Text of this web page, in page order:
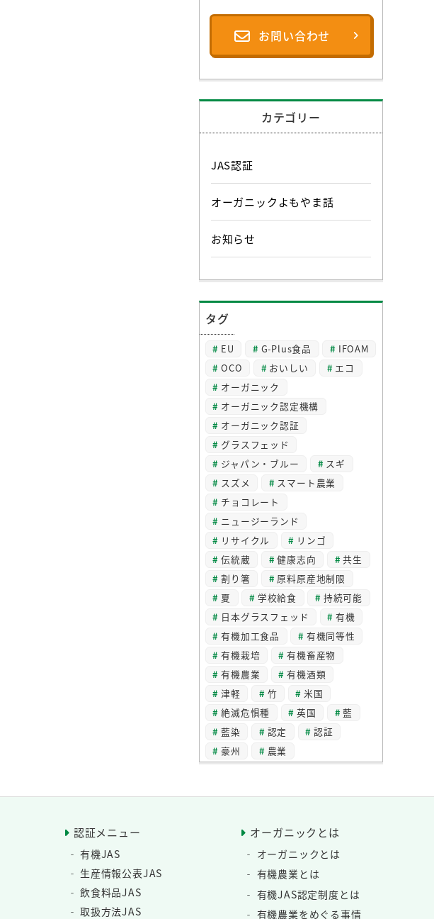
お問い合わせ
カテゴリー
JAS認証
オーガニックよもやま話
お知らせ
タグ
EU G-Plus食品
IFOAM
OCO
おいしい
エコ
オーガニック
オーガニック認定機構
オーガニック認証
グラスフェッド
ジャパン・ブルー
スギ
スズメ
スマート農業
チョコレート
ニュージーランド
リサイクル
リンゴ
伝統蔵
健康志向
共生
割り箸
原料原産地制限
夏
学校給食
持続可能
日本グラスフェッド
有機
有機加工食品
有機同等性
有機栽培
有機畜産物
有機農業
有機酒類
津軽
竹
米国
絶滅危惧種
英国
藍
藍染
認定
認証
豪州
農業
認証メニュー
有機JAS
生産情報公表JAS
飲食料品JAS
取扱方法JAS
オーガニックとは
オーガニックとは
有機農業とは
有機JAS認定制度とは
有機農業をめぐる事情